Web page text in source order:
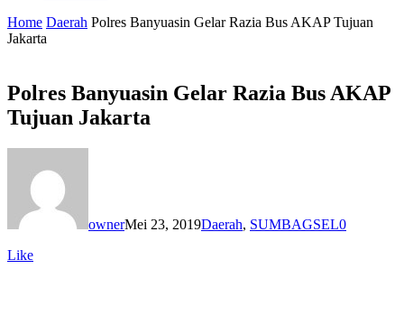
Home Daerah Polres Banyuasin Gelar Razia Bus AKAP Tujuan
Jakarta
Polres Banyuasin Gelar Razia Bus AKAP
Tujuan Jakarta
ownerMei 23, 2019Daerah, SUMBAGSEL0
Like